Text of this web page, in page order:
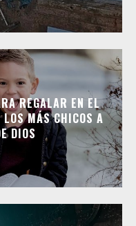
REGALAR EN EL
MÁS CHICOS A
DIOS